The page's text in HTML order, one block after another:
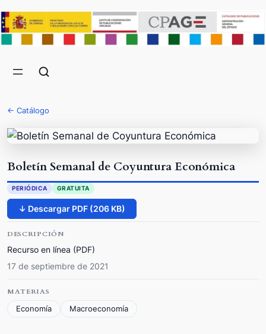
← Catálogo
Boletín Semanal de Coyuntura Económica
PERIÓDICA GRATUITA
↓ Descargar PDF (206 KB)
DESCRIPCIÓN
Recurso en línea (PDF)
17 de septiembre de 2021
MATERIAS
Economía
Macroeconomía